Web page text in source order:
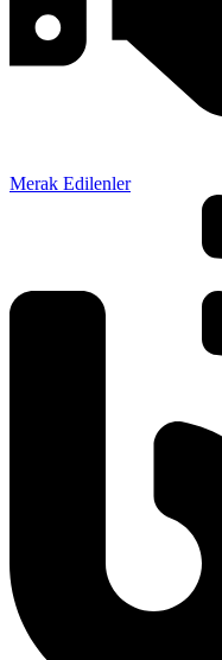
Merak Edilenler